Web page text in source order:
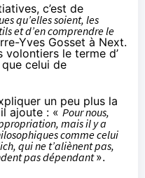
c’est de
qu’elles soient, les
et d’en comprendre le
Yves Gosset à Next.
volontiers le terme d’
celui de
un peu plus la
ajoute : «Pour nous,
mais il y a
comme celui
qui ne t’aliènent pas,
pas dépendant».